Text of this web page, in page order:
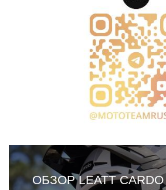
ОБЗОР LEATT CARDO